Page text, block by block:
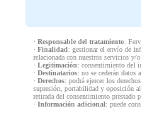
· Responsable del tratamiento:
· Finalidad: gestionar el envío de
relacionada con nuestros servicios y/o
· Legitimación: consentimiento del
· Destinatarios: no se cederán datos
· Derechos: podrá ejercer los
supresión, portabilidad y oposición
retirada del consentimiento prestado
· Información adicional: puede